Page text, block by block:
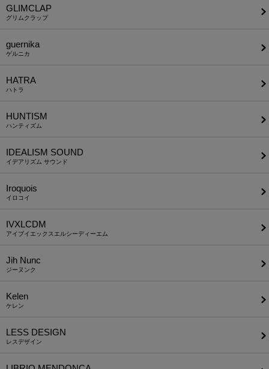
GLIMCLAP
グリムクラップ
guernika
ゲルニカ
HATRA
ハトラ
HUNTISM
ハンティズム
IDEALISM SOUND
イデアリズム サウンド
Iroquois
イロコイ
IVXLCDM
アイブイエックスエルシーディーエム
Jih Nunc
ジーヌンク
Kelen
ケレン
LESS DESIGN
レスデザイン